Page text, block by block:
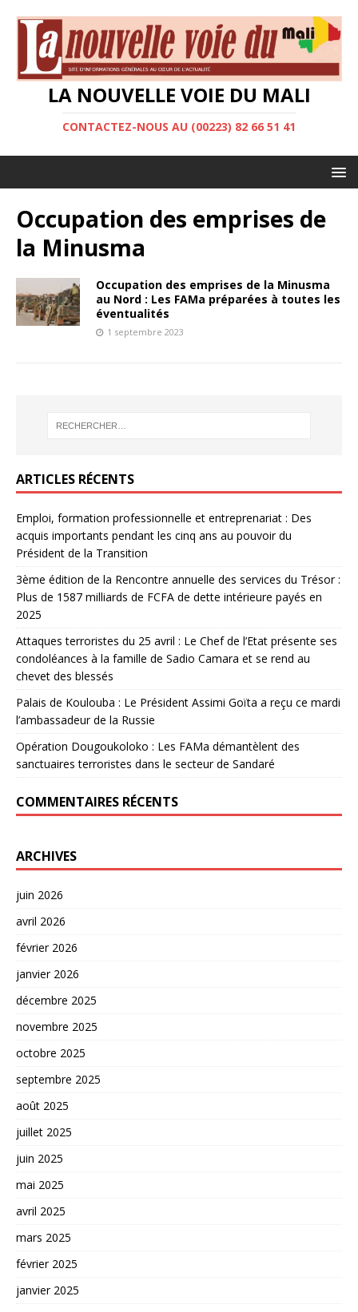
LA NOUVELLE VOIE DU MALI
CONTACTEZ-NOUS AU (00223) 82 66 51 41
Occupation des emprises de
la Minusma
Occupation des emprises de la Minusma
au Nord : Les FAMa préparées à toutes les
éventualités
1 septembre 2023
ARTICLES RÉCENTS
Emploi, formation professionnelle et entreprenariat : Des
acquis importants pendant les cinq ans au pouvoir du
Président de la Transition
3ème édition de la Rencontre annuelle des services du Trésor :
Plus de 1587 milliards de FCFA de dette intérieure payés en
2025
Attaques terroristes du 25 avril : Le Chef de l’Etat présente ses
condoléances à la famille de Sadio Camara et se rend au
chevet des blessés
Palais de Koulouba : Le Président Assimi Goïta a reçu ce mardi
l’ambassadeur de la Russie
Opération Dougoukoloko : Les FAMa démantèlent des
sanctuaires terroristes dans le secteur de Sandaré
COMMENTAIRES RÉCENTS
ARCHIVES
juin 2026
avril 2026
février 2026
janvier 2026
décembre 2025
novembre 2025
octobre 2025
septembre 2025
août 2025
juillet 2025
juin 2025
mai 2025
avril 2025
mars 2025
février 2025
janvier 2025